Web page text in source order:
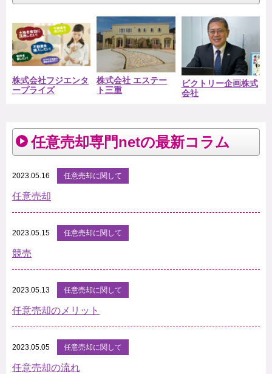
株式会社フジエンタ
ープライズ
株式会社 エステー
ト三重
ビクトリー企画株式
会社
任意売却専門netの最新コラム
2023.05.16 任意売却に関して
任意売却
2023.05.15 任意売却に関して
競売
2023.05.13 任意売却に関して
任意売却のメリット
2023.05.05 任意売却に関して
任意売却の流れ